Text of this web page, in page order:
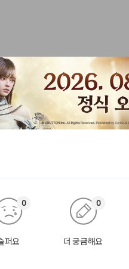
퍼요
0
더 궁금해요
0